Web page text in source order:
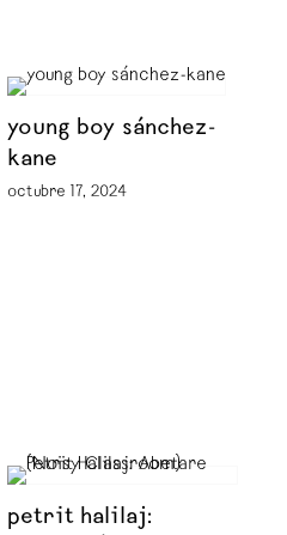
young boy sánchez-
kane
octubre 17, 2024
petrit halilaj: